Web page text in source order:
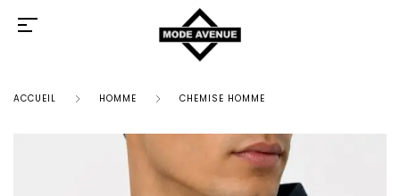
ACCUEIL HOMME CHEMISE HOMME